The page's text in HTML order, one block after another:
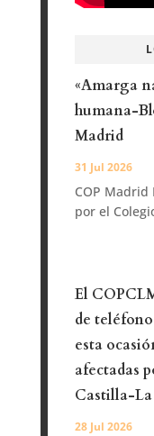
«Amarga
humana-
Madrid
31 Jul 2026
COP Madrid
por el
El
de
esta
afectadas
Castilla-
28 Jul 2026